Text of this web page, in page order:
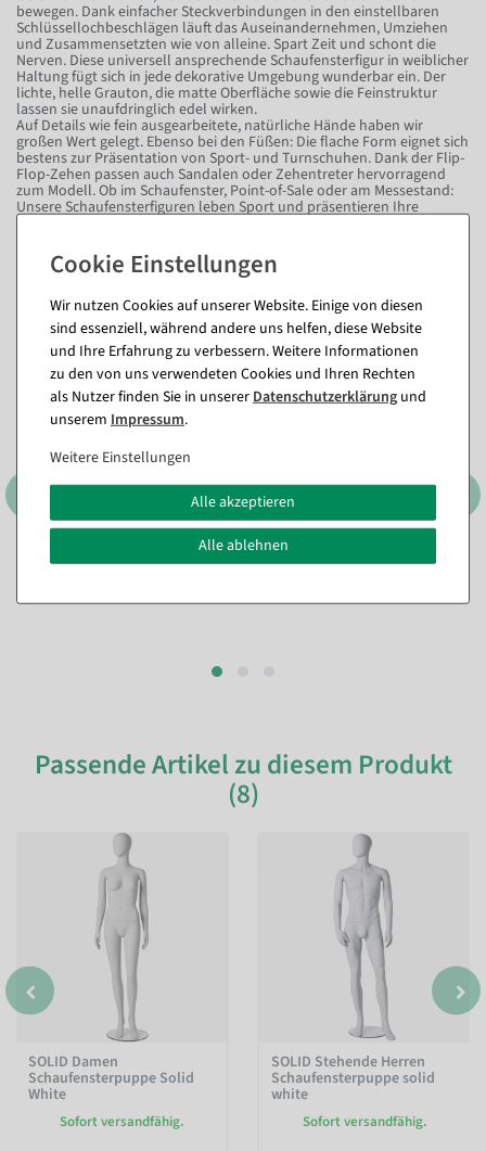
bewegen. Dank einfacher Steckverbindungen in den einstellbaren
Schlüssellochbeschlägen läuft das Auseinandernehmen, Umziehen
und Zusammensetzten wie von alleine. Spart Zeit und schont die
Nerven. Diese universell ansprechende Schaufensterfigur in weiblicher
Haltung fügt sich in jede dekorative Umgebung wunderbar ein. Der
lichte, helle Grauton, die matte Oberfläche sowie die Feinstruktur
lassen sie unaufdringlich edel wirken.
Auf Details wie fein ausgearbeitete, natürliche Hände haben wir
großen Wert gelegt. Ebenso bei den Füßen: Die flache Form eignet sich
bestens zur Präsentation von Sport- und Turnschuhen. Dank der Flip-
Flop-Zehen passen auch Sandalen oder Zehentreter hervorragend
zum Modell. Ob im Schaufenster, Point-of-Sale oder am Messestand:
Unsere Schaufensterfiguren leben Sport und präsentieren Ihre
Kollektion lebensnah, realistisch und dynamisch!
Fragen zum Artikel
Dieser Artikel in anderen Ausführungen
Passende Artikel zu diesem Produkt
(8)
SOLID Damen
Schaufensterpuppe Solid
White
Sofort versandfähig.
SOLID Stehende Herren
Schaufensterpuppe solid
white
Sofort versandfähig.
Wir nutzen Cookies auf unserer Website. Einige von diesen
sind essenziell, während andere uns helfen, diese Website
und Ihre Erfahrung zu verbessern. Weitere Informationen
zu den von uns verwendeten Cookies und Ihren Rechten
als Nutzer finden Sie in unsererDaten­schutz­erklärung und
unserem Impressum.
Weitere Einstellungen
Alle akzeptieren
Alle ablehnen